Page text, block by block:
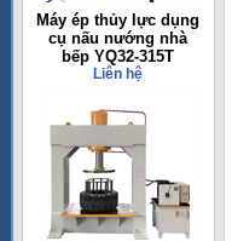
Máy ép thủy lực dụng
cụ nấu nướng nhà
bếp YQ32-315T
Liên hệ